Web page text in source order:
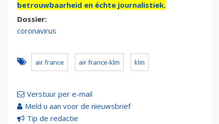
betrouwbaarheid en échte journalistiek.
Dossier:
coronavirus
air france air france-klm klm
Verstuur per e-mail
Meld u aan voor de nieuwsbrief
Tip de redactie